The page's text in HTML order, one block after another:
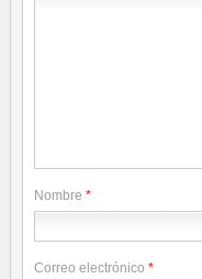
Nombre *
Correo electrónico *